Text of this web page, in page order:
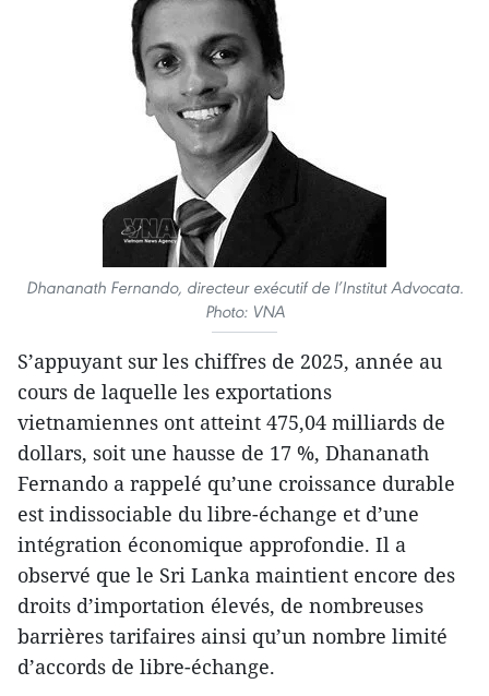
Dhananath Fernando, directeur exécutif de l’Institut Advocata.
Photo: VNA
S’appuyant sur les chiffres de 2025, année au
cours de laquelle les exportations
vietnamiennes ont atteint 475,04 milliards de
dollars, soit une hausse de 17 %, Dhananath
Fernando a rappelé qu’une croissance durable
est indissociable du libre-échange et d’une
intégration économique approfondie. Il a
observé que le Sri Lanka maintient encore des
droits d’importation élevés, de nombreuses
barrières tarifaires ainsi qu’un nombre limité
d’accords de libre-échange.